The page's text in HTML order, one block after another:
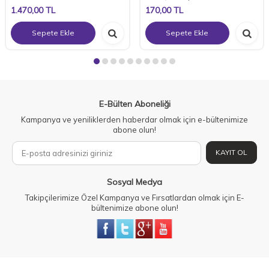
1.470,00TL
Sepete Ekle
170,00TL
Sepete Ekle
E-Bülten Aboneliği
Kampanya ve yeniliklerden haberdar olmak için e-bültenimize
abone olun!
KAYIT OL
Sosyal Medya
Takipçilerimize Özel Kampanya ve Fırsatlardan olmak için E-
bültenimize abone olun!